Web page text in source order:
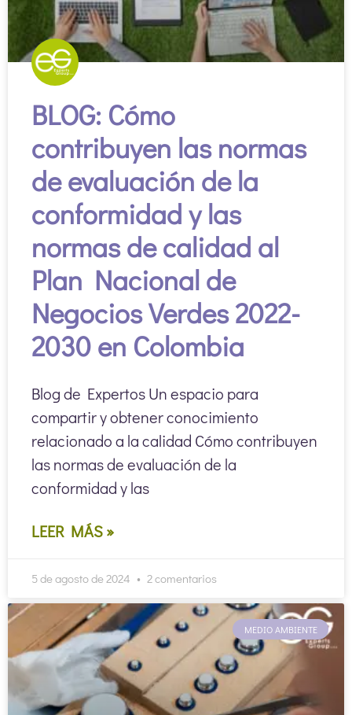
BLOG: Cómo
contribuyen las normas
de evaluación de la
conformidad y las
normas de calidad al
Plan Nacional de
Negocios Verdes 2022-
2030 en Colombia
Blog de Expertos Un espacio para
compartir y obtener conocimiento
relacionado a la calidad Cómo contribuyen
las normas de evaluación de la
conformidad y las
LEER MÁS »
5 de agosto de 2024 2 comentarios
MEDIO AMBIENTE